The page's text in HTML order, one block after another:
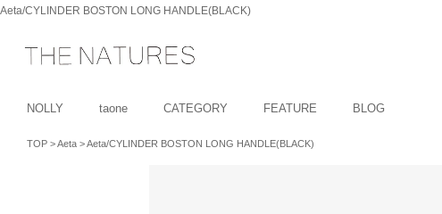
Aeta/CYLINDER BOSTON LONG HANDLE(BLACK)
NOLLY taone CATEGORY FEATURE BLOG
TOP >Aeta >Aeta/CYLINDER BOSTON LONG HANDLE(BLACK)